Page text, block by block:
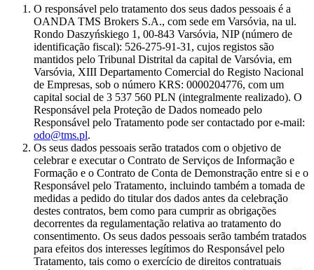
O responsável pelo tratamento dos seus dados pessoais é a
OANDA TMS Brokers S.A., com sede em Varsóvia, na ul.
Rondo Daszyńskiego 1, 00-843 Varsóvia, NIP (número de
identificação fiscal): 526-275-91-31, cujos registos são
mantidos pelo Tribunal Distrital da capital de Varsóvia, em
Varsóvia, XIII Departamento Comercial do Registo Nacional
de Empresas, sob o número KRS: 0000204776, com um
capital social de 3 537 560 PLN (integralmente realizado). O
Responsável pela Proteção de Dados nomeado pelo
Responsável pelo Tratamento pode ser contactado por e-mail:
odo@tms.pl.
Os seus dados pessoais serão tratados com o objetivo de
celebrar e executar o Contrato de Serviços de Informação e
Formação e o Contrato de Conta de Demonstração entre si e o
Responsável pelo Tratamento, incluindo também a tomada de
medidas a pedido do titular dos dados antes da celebração
destes contratos, bem como para cumprir as obrigações
decorrentes da regulamentação relativa ao tratamento do
consentimento. Os seus dados pessoais serão também tratados
para efeitos dos interesses legítimos do Responsável pelo
Tratamento, tais como o exercício de direitos contratuais